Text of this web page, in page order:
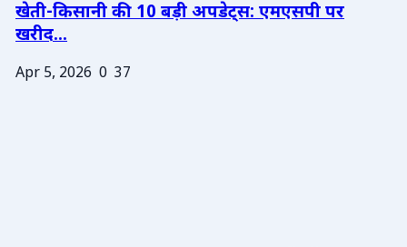
खेती-किसानी की 10 बड़ी अपडेट्स: एमएसपी पर
खरीद...
Apr 5, 2026 0 37